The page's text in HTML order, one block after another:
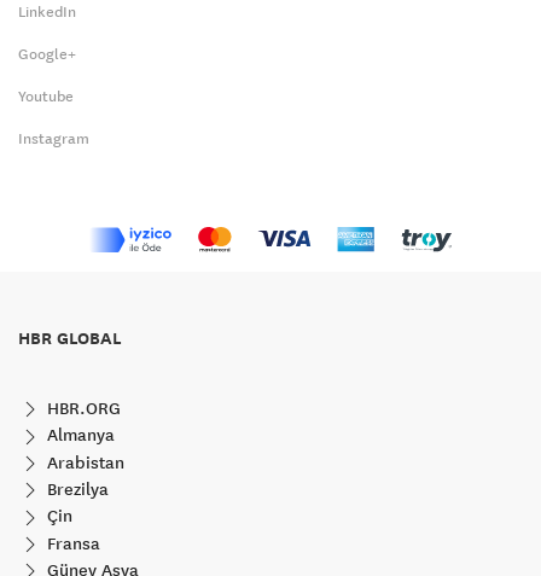
LinkedIn
Google+
Youtube
Instagram
HBR GLOBAL
HBR.ORG
Almanya
Arabistan
Brezilya
Çin
Fransa
Güney Asya